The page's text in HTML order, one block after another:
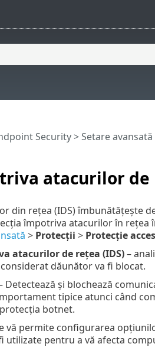
atacurilor de
Security>Setare avansată
din rețea (IDS) îmbunătățește
împotriva atacurilor în rețea
> Protecții > Protecție
atacurilor de rețea (IDS)–
dăunător va fi blocat.
Detectează și blochează
tipice atunci când
botnet.
vă permite configurarea
utilizate pentru a vă afecta